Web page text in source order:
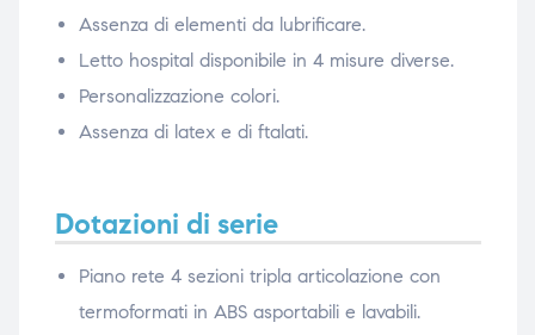
Assenza di elementi da lubrificare.
Letto hospital disponibile in 4 misure diverse.
Personalizzazione colori.
Assenza di latex e di ftalati.
Dotazioni di serie
Piano rete 4 sezioni tripla articolazione con
termoformati in ABS asportabili e lavabili.